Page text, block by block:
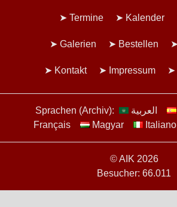
Termine Kalender
Galerien Bestellen
Kontakt Impressum
Sprachen (Archiv): العربية
Français
Magyar Italiano
© AIK 2026
Besucher: 66.011